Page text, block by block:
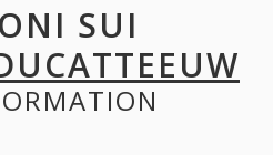
SUI